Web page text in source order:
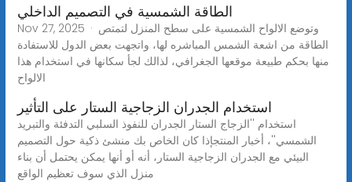
الطاقة الشمسية في التصميم الداخلي
Nov 27, 2025 · وتوضع الالواح الشمسية على سطح المنزل لتمتص
الطاقة من اشعة الشمس المباشره لها، واتجهت بعض الدول للاستفادة
منها بحكم طبيعة موقعها الجغرافي، لذالك لجأ سكانها في استخدام هذا
الالواح
استخدام الجدران الزجاجية الستار على التأثير
استخدام ''الزجاج الستار الجدران للنفوذ السلبي التدفئة والتبريد
الشمسي''، أخبار المنتجإذا كان الخاص بك منشئ ذكية حول التصميم
البيئي مع الجدران الزجاجية الستار، أنه أو أنها يمكن يحتمل أن بناء
منزل الذي سوف تعظيم الواقع